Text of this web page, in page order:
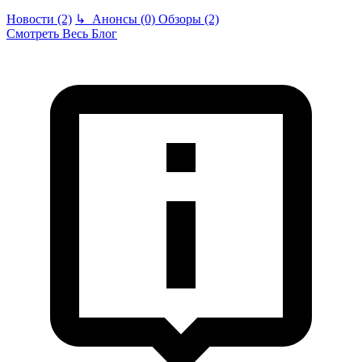
Новости (2) ↳ Анонсы (0) Обзоры (2)
Смотреть Весь Блог